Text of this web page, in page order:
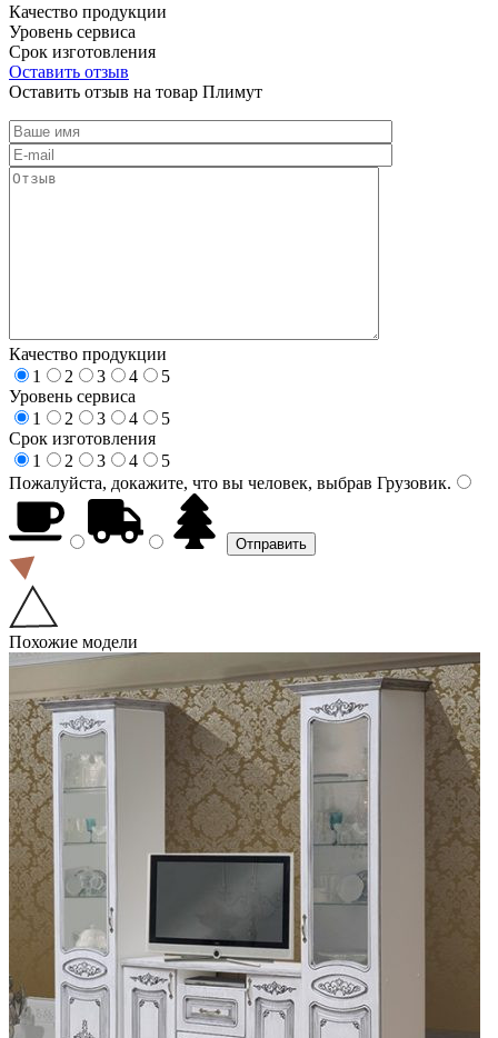
Качество продукции
Уровень сервиса
Срок изготовления
Оставить отзыв
Оставить отзыв на товар Плимут
Качество продукции
1
2 3 4
5
Уровень сервиса
1
2 3 4
5
Срок изготовления
1
2 3 4
5
Пожалуйста, докажите, что вы человек, выбрав Грузовик.
Похожие модели